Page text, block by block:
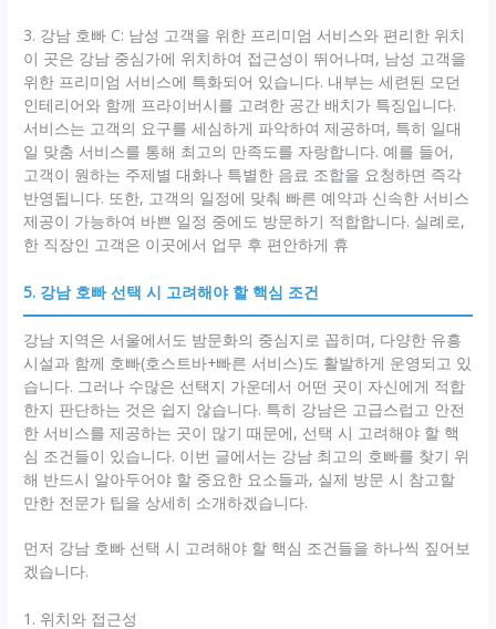
3. 강남 호빠 C: 남성 고객을 위한 프리미엄 서비스와 편리한 위치
이 곳은 강남 중심가에 위치하여 접근성이 뛰어나며, 남성 고객을
위한 프리미엄 서비스에 특화되어 있습니다. 내부는 세련된 모던
인테리어와 함께 프라이버시를 고려한 공간 배치가 특징입니다.
서비스는 고객의 요구를 세심하게 파악하여 제공하며, 특히 일대
일 맞춤 서비스를 통해 최고의 만족도를 자랑합니다. 예를 들어,
고객이 원하는 주제별 대화나 특별한 음료 조합을 요청하면 즉각
반영됩니다. 또한, 고객의 일정에 맞춰 빠른 예약과 신속한 서비스
제공이 가능하여 바쁜 일정 중에도 방문하기 적합합니다. 실례로,
한 직장인 고객은 이곳에서 업무 후 편안하게 휴
5. 강남 호빠 선택 시 고려해야 할 핵심 조건
강남 지역은 서울에서도 밤문화의 중심지로 꼽히며, 다양한 유흥
시설과 함께 호빠(호스트바+빠른 서비스)도 활발하게 운영되고 있
습니다. 그러나 수많은 선택지 가운데서 어떤 곳이 자신에게 적합
한지 판단하는 것은 쉽지 않습니다. 특히 강남은 고급스럽고 안전
한 서비스를 제공하는 곳이 많기 때문에, 선택 시 고려해야 할 핵
심 조건들이 있습니다. 이번 글에서는 강남 최고의 호빠를 찾기 위
해 반드시 알아두어야 할 중요한 요소들과, 실제 방문 시 참고할
만한 전문가 팁을 상세히 소개하겠습니다.
먼저 강남 호빠 선택 시 고려해야 할 핵심 조건들을 하나씩 짚어보
겠습니다.
1. 위치와 접근성